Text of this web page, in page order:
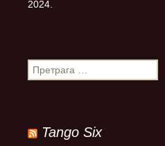
2024.
П
р
а
Tango Six